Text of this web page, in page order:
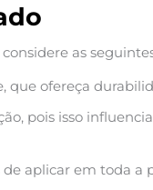
as
que ofereça
pois isso
aplicar em toda a